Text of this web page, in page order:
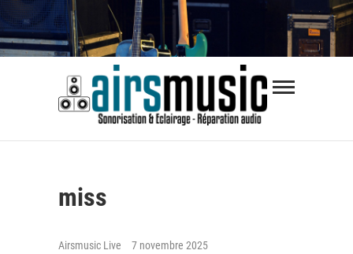
to
content
SONORISATION ÉVÈNEMENTS | RÉPARATION
miss
Airsmusic Live 7 novembre 2025